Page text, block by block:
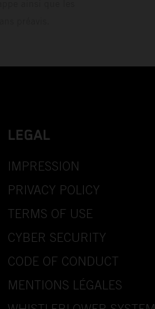
LEGAL
IMPRESSION
PRIVACY POLICY
TERMS OF USE
CYBER SECURITY
CODE OF CONDUCT
MENTIONS LÉGALES